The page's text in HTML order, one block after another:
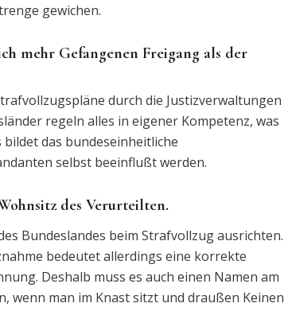
gewichen.
mehr Gefangenen Freigang als der
durch die Justizverwaltungen
regeln alles in eigener Kompetenz, was
das bundeseinheitliche
selbst beeinflußt werden.
des Verurteilten.
Bundeslandes beim Strafvollzug ausrichten.
bedeutet allerdings eine korrekte
Deshalb muss es auch einen Namen am
wenn man im Knast sitzt und draußen Keinen